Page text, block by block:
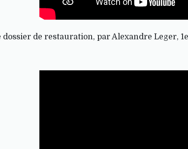
de restauration, par Alexandre Leger,